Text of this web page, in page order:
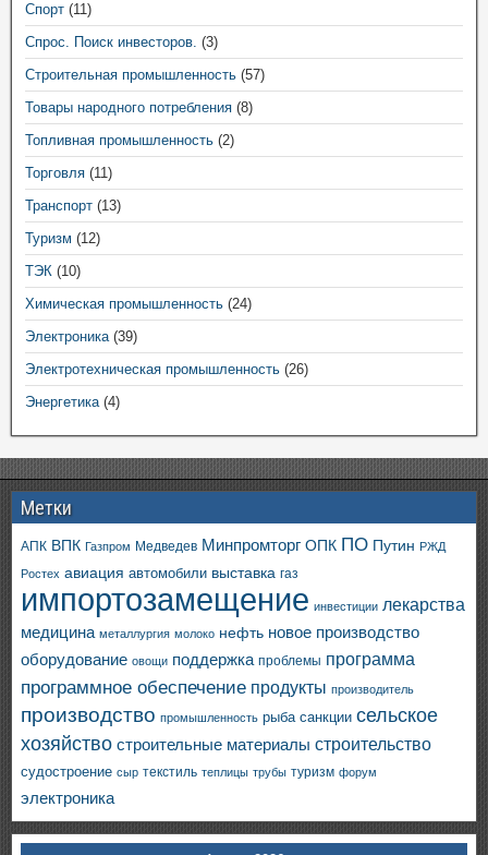
Спорт (11)
Спрос. Поиск инвесторов. (3)
Строительная промышленность (57)
Товары народного потребления (8)
Топливная промышленность (2)
Торговля (11)
Транспорт (13)
Туризм (12)
ТЭК (10)
Химическая промышленность (24)
Электроника(39)
Электротехническая промышленность (26)
Энергетика(4)
Метки
АПК ВПК Газпром Медведев Минпромторг ОПК ПО Путин РЖД
Ростех авиация автомобили выставка газ
импортозамещение инвестиции лекарства
медицина металлургия молоко нефть новое производство
оборудование овощи поддержка проблемы программа
программное обеспечение продукты производитель
производство промышленность рыба санкции сельское
хозяйство строительные материалы строительство
судостроение сыр текстиль теплицы трубы туризм форум
электроника